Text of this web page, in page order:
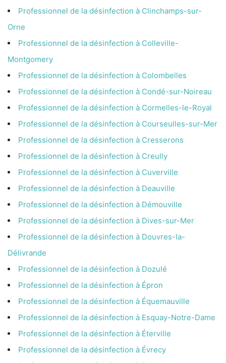
Professionnel de la désinfection à Clinchamps-sur-
Orne
Professionnel de la désinfection à Colleville-
Montgomery
Professionnel de la désinfection à Colombelles
Professionnel de la désinfection à Condé-sur-Noireau
Professionnel de la désinfection à Cormelles-le-Royal
Professionnel de la désinfection à Courseulles-sur-Mer
Professionnel de la désinfection à Cresserons
Professionnel de la désinfection à Creully
Professionnel de la désinfection à Cuverville
Professionnel de la désinfection à Deauville
Professionnel de la désinfection à Démouville
Professionnel de la désinfection à Dives-sur-Mer
Professionnel de la désinfection à Douvres-la-
Délivrande
Professionnel de la désinfection à Dozulé
Professionnel de la désinfection à Épron
Professionnel de la désinfection à Équemauville
Professionnel de la désinfection à Esquay-Notre-Dame
Professionnel de la désinfection à Éterville
Professionnel de la désinfection à Évrecy